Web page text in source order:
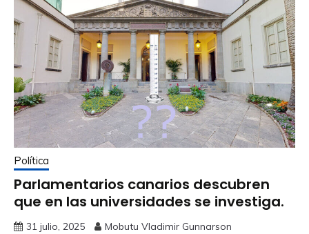
Política
Parlamentarios canarios descubren
que en las universidades se investiga.
31 julio, 2025 Mobutu Vladimir Gunnarson